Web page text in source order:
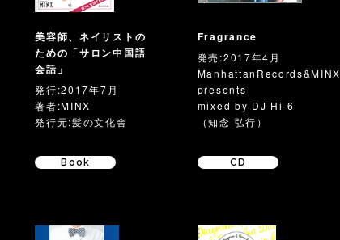
美容師、ネイリストの
ための「サロン中国語
会話」
発行:2017年7月
著者:MINX
発行元:髪の文化舎
Book
Fragrance
発売:2017年4月
ManhattanRecords&MINX
presents
mixed by DJ Hi-6
（知念 弘行）
CD